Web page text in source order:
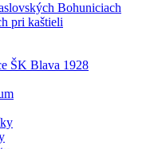
Bohuniciach
pri kaštieli
ŠK Blava 1928